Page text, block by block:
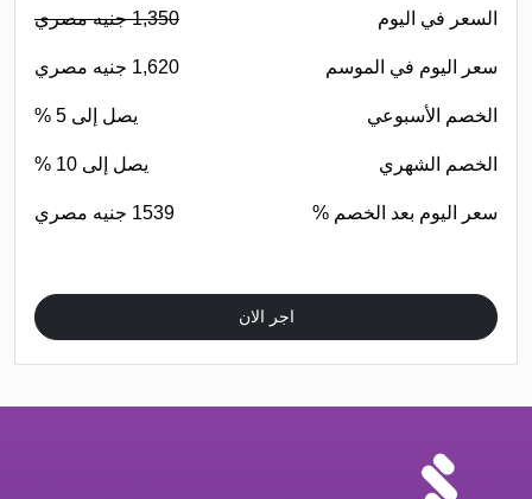
السعر في اليوم 1,350 جنيه مصري
سعر اليوم في الموسم 1,620 جنيه مصري
الخصم الأسبوعي يصل إلى 5 %
الخصم الشهري يصل إلى 10 %
سعر اليوم بعد الخصم % 1539 جنيه مصري
اجر الان